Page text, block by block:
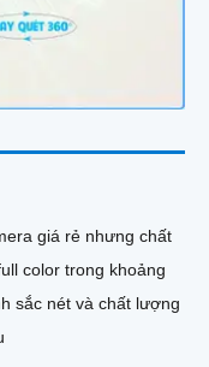
giá rẻ nhưng chất
sắc nét và chất lượng